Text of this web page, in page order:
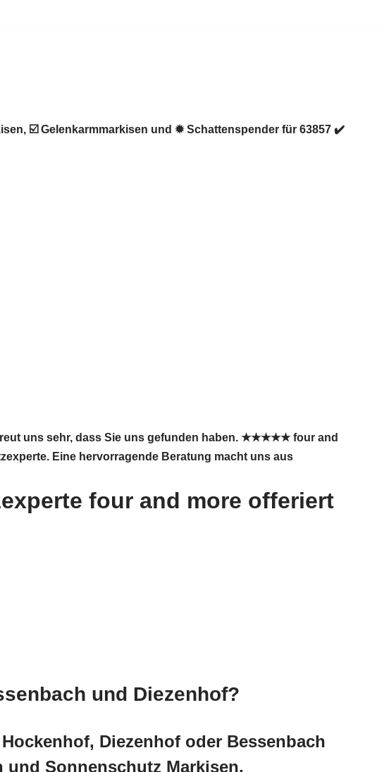
☑️ Gelenkarmmarkisen und ✹ Schattenspender für 63857 ✔️
uns sehr, dass Sie uns gefunden haben. ★★★★★ four and
Eine hervorragende Beratung macht uns aus
four and more offeriert
und Diezenhof?
Diezenhof oder Bessenbach
Sonnenschutz Markisen.